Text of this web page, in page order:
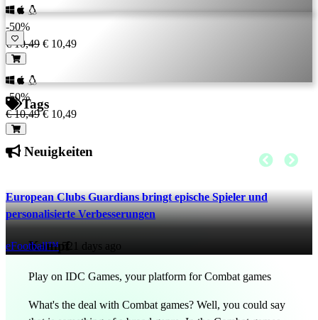
-50%
€ 10,49 € 10,49
-50%
€ 10,49 € 10,49
Tags
Neuigkeiten
European Clubs Guardians bringt epische Spieler und
personalisierte Verbesserungen
eFootball™ 521 days ago
Kampf
Play on IDC Games, your platform for Combat games
What's the deal with Combat games? Well, you could say